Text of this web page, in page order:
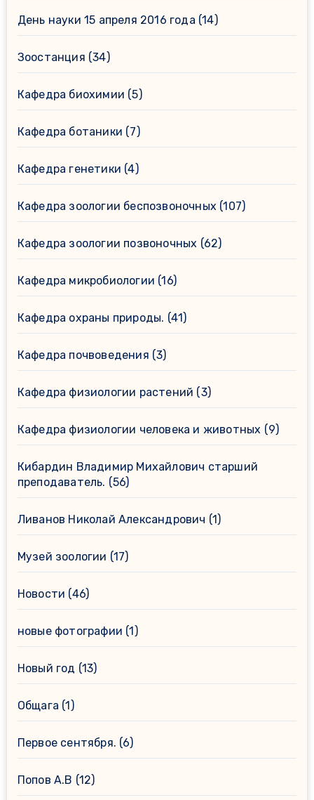
День науки 15 апреля 2016 года (14)
Зоостанция (34)
Кафедра биохимии (5)
Кафедра ботаники (7)
Кафедра генетики (4)
Кафедра зоологии беспозвоночных (107)
Кафедра зоологии позвоночных (62)
Кафедра микробиологии (16)
Кафедра охраны природы. (41)
Кафедра почвоведения (3)
Кафедра физиологии растений (3)
Кафедра физиологии человека и животных (9)
Кибардин Владимир Михайлович старший
преподаватель. (56)
Ливанов Николай Александрович (1)
Музей зоологии (17)
Новости (46)
новые фотографии (1)
Новый год (13)
Общага (1)
Первое сентября. (6)
Попов А.В (12)